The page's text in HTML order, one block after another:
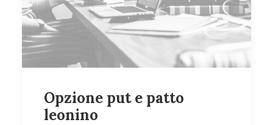
Opzione put e patto
leonino